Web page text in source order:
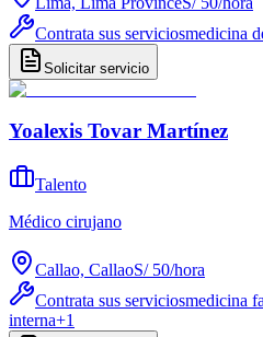
Contrata sus serviciosmedicina
Solicitar servicio
Yoalexis Tovar Martínez
Talento
Médico cirujano
Callao, CallaoS/ 50/hora
Contrata sus serviciosmedicina
interna+1